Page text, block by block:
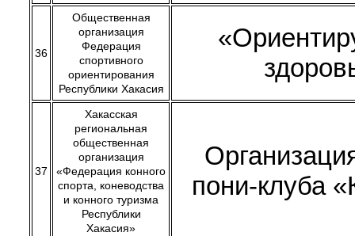
36
Общественная
организация
Федерация
спортивного
ориентирования
Республики Хакасия
37
Хакасская
региональная
общественная
организация
«Федерация конного
спорта, коневодства
и конного туризма
Республики
Хакасия»
пони-клуба